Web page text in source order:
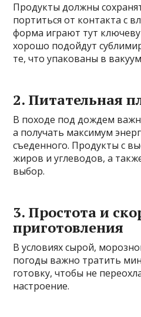
Продукты должны
портиться от контакта с
форма играют тут
хорошо подойдут
те, что упакованы в
2. Питательная
В походе под дождем
а получать максимум
съеденного. Продукты с
жиров и углеводов, а
выбор.
3. Простота и
приготовления
В условиях сырой,
погоды важно тратить
готовку, чтобы не
настроение.